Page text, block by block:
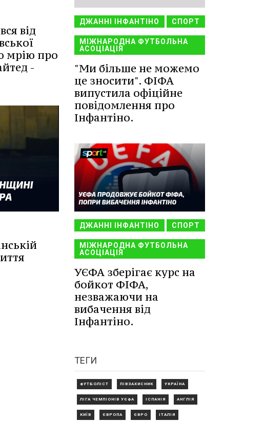
від
мрію про
-
ДЖАННІ ІНФАНТІНО СПОРТ
МІЖНАРОДНА ФУТБОЛЬНА
АСОЦІАЦІЯ
"Ми більше не можемо
це зносити". ФІФА
випустила офіційне
повідомлення про
Інфантіно.
ДЖАННІ ІНФАНТІНО СПОРТ
МІЖНАРОДНА ФУТБОЛЬНА
АСОЦІАЦІЯ
УЄФА зберігає курс на
бойкот ФІФА,
незважаючи на
вибачення від
Інфантіно.
ТЕГИ
ФУТБОЛІСТ ПІВЗАХИСНИК УКРАЇНА
ЛІГА ЧЕМПІОНІВ УЄФА ІСПАНІЯ АНГЛІЯ
КИЇВ ЄВРОПА ЄВРО ІТАЛІЯ